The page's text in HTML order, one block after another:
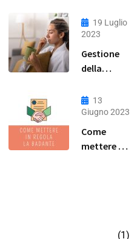
19 Luglio
2023
Gestione
della
per Colf,
Badanti e
Baby
Sitter: Una
13
Giugno 2023
Come
mettere in
(1)